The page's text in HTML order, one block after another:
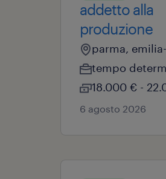
addetto alla
produzione
parma,
tempo
18.000 € -
6 agosto 2026